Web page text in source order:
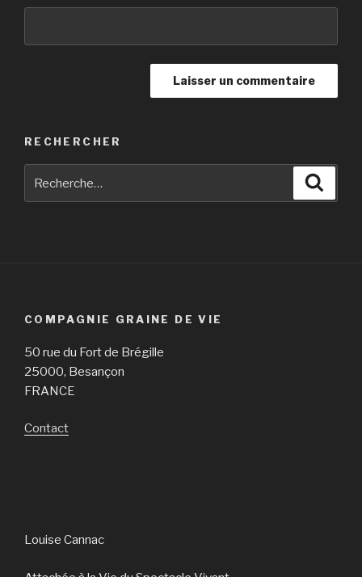
RECHERCHER
pour
COMPAGNIE GRAINE DE VIE
50 rue du Fort de Brégille
25000, Besançon
FRANCE
Contact
Louise Cannac